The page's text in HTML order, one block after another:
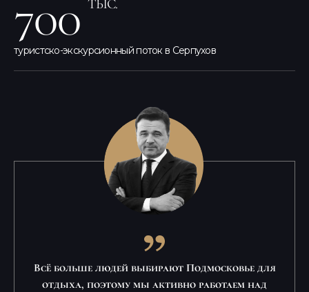
700 ТЫС.
туристско-экскурсионный поток в Серпухов
Всё больше людей выбирают Подмосковье для
отдыха, поэтому мы активно работаем над